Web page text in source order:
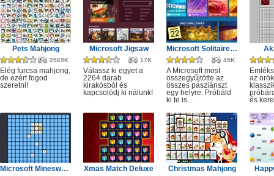
Pets Mahjong
2569K
Elég furcsa mahjong,
de ezért fogod
szeretni!
Microsoft Jigsaw
17K
Válassz ki egyet a
2264 darab
kirakósból és
kapcsolódj ki nálunk!
Microsoft Solitaire Collection
45K
A Microsoft most
összegyűjtötte az
összes pasziánszt
egy helyre. Próbáld
ki te is...
az örök
és
Microsoft Minesweeper Xmas Match Deluxe Christmas Mahjong